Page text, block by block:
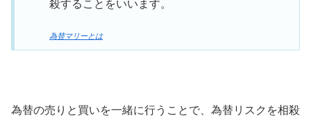
殺することをいいます。
為替マリーとは
為替の売りと買いを一緒に行うことで、為替リスクを相殺